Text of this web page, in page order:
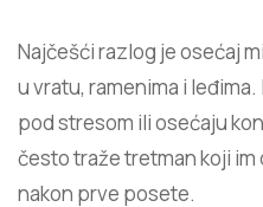
Najčešći razlog je osećaj
u vratu, ramenima i
pod stresom ili osećaju
često traže tretman koji
nakon prve posete.